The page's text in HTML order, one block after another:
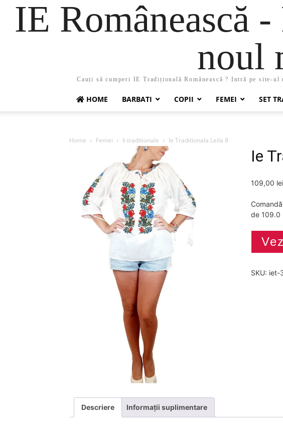
IE Românească
noul
Cauți să cumperi IE Tradițională Românească ? Intră pe site-
HOME BARBATI COPII FEMEI SET
Home Femei Ii traditionale Ie Traditionala Leila 8
Ie
109,00 lei
de 109.0
SKU: iet-
Descriere Informații suplimentare